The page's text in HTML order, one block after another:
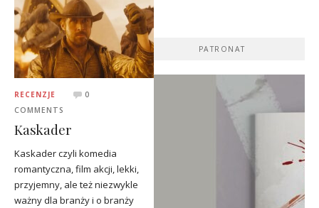
RECENZJE
0
COMMENTS
Kaskader
Kaskader czyli komedia
romantyczna, film akcji, lekki,
przyjemny, ale też niezwykle
ważny dla branży i o branży
PATRONAT